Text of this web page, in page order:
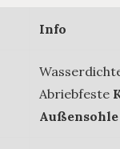
Info
Abriebfeste
Außensohle